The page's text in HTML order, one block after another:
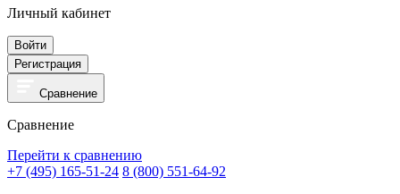
Личный кабинет
Войти
Регистрация
Сравнение
Сравнение
Перейти к сравнению
+7 (495) 165-51-24 8 (800) 551-64-92